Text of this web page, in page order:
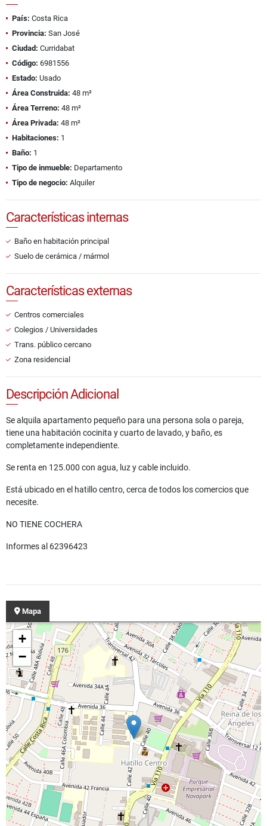
País: Costa Rica
Provincia: San José
Ciudad: Curridabat
Código: 6981556
Estado: Usado
Área Construida: 48 m²
Área Terreno: 48 m²
Área Privada: 48 m²
Habitaciones: 1
Baño: 1
Tipo de inmueble: Departamento
Tipo de negocio: Alquiler
Características internas
Baño en habitación principal
Suelo de cerámica / mármol
Características externas
Centros comerciales
Colegios / Universidades
Trans. público cercano
Zona residencial
Descripción Adicional
Se alquila apartamento pequeño para una persona sola o pareja,
tiene una habitación cocinita y cuarto de lavado, y baño, es
completamente independiente.
Se renta en 125.000 con agua, luz y cable incluido.
Está ubicado en el hatillo centro, cerca de todos los comercios que
necesite.
NO TIENE COCHERA
Informes al 62396423
Mapa
+
−